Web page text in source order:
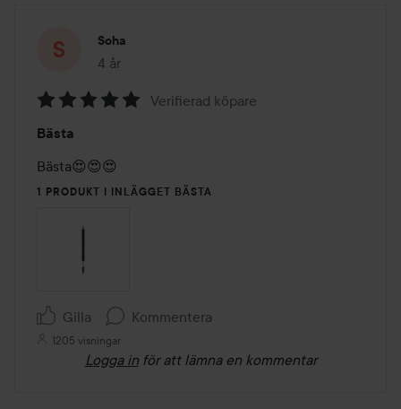
Soha
4 år
Inlägget skapades 4 år
5
av
5
Verifierad köpare
Bästa
Bästa😍😍😍
1 PRODUKT I INLÄGGET BÄSTA
Gilla Kommentera
1205 visningar
Logga in för att lämna en kommentar